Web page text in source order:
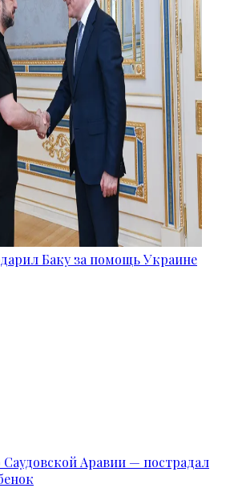
Баку за помощь Украине
Аравии — пострадал